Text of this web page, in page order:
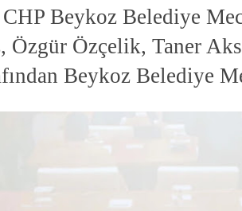
CHP Beykoz Belediye
Özgür Özçelik, Taner
Beykoz Belediye